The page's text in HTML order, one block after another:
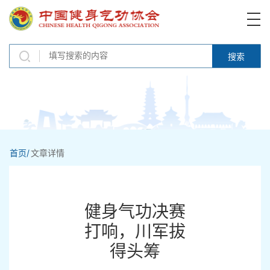
搜索
首页/文章详情
健身气功决赛
打响，川军拔
得头筹